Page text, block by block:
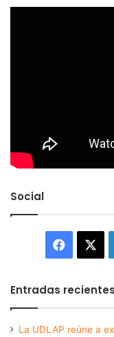
Social
Entradas recientes
La UDLAP reúne a